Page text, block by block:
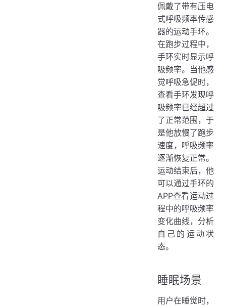
佩戴了带有压电
式呼吸频率传感
器的运动手环。
在跑步过程中，
手环实时显示呼
吸频率。当他感
觉呼吸急促时，
查看手环发现呼
吸频率已经超过
了正常范围，于
是他放慢了跑步
速度，呼吸频率
逐渐恢复正常。
运动结束后，他
可以通过手环的
APP查看运动过
程中的呼吸频率
变化曲线，分析
自己的运动状
态。
睡眠场景
用户在睡觉时，